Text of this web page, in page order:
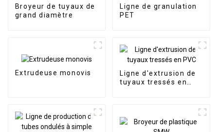
Broyeur de tuyaux de
grand diamètre
Ligne de granulation
PET
Extrudeuse monovis
Ligne d'extrusion de
tuyaux tressés en